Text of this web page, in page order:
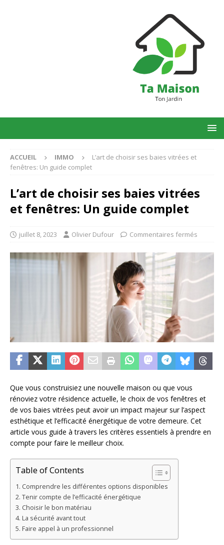
ACCUEIL IMMO
L’art de choisir ses baies vitrées et
fenêtres: Un guide complet
L’art de choisir ses baies vitrées
et fenêtres: Un guide complet
juillet 8, 2023 Olivier Dufour Commentaires fermés
Que vous construisiez une nouvelle maison ou que vous
rénoviez votre résidence actuelle, le choix de vos fenêtres et
de vos baies vitrées peut avoir un impact majeur sur l’aspect
esthétique et l’efficacité énergétique de votre demeure. Cet
article vous guide à travers les critères essentiels à prendre en
compte pour faire le meilleur choix.
Table of Contents
Comprendre les différentes options disponibles
Tenir compte de l’efficacité énergétique
Choisir le bon matériau
La sécurité avant tout
Faire appel à un professionnel